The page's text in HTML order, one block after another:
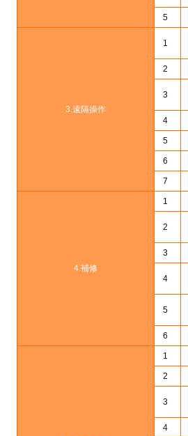
5
3.遠隔操作
1
2
3
4
5
6
7
4.補修
1
2
3
4
5
6
1
2
3
4